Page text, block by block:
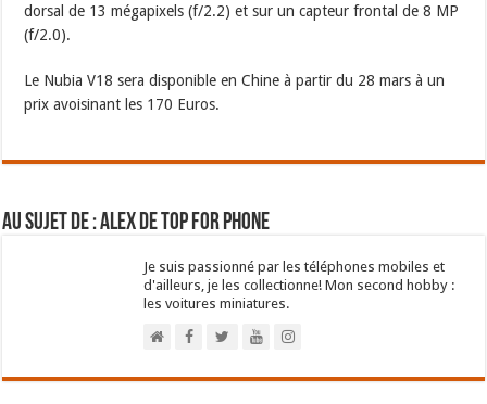
dorsal de 13 mégapixels (f/2.2) et sur un capteur frontal de 8 MP
(f/2.0).
Le Nubia V18 sera disponible en Chine à partir du 28 mars à un
prix avoisinant les 170 Euros.
Au sujet de : Alex de Top For Phone
Je suis passionné par les téléphones mobiles et
d'ailleurs, je les collectionne! Mon second hobby :
les voitures miniatures.